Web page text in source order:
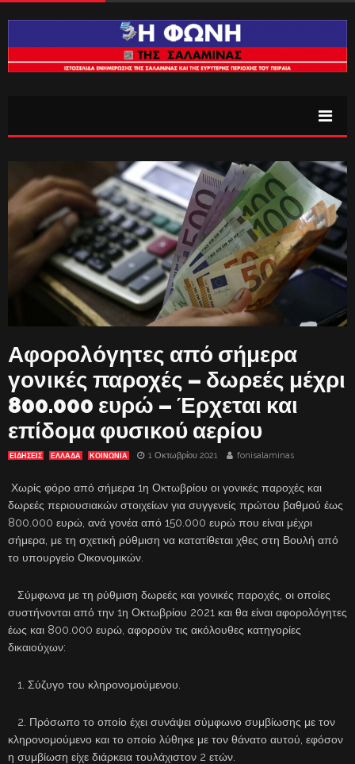
Αφορολόγητες από σήμερα
γονικές παροχές – δωρεές μέχρι
800.000 ευρώ – Έρχεται και
επίδομα φυσικού αερίου
ΕΙΔΗΣΕΙΣ ΕΛΛΑΔΑ ΚΟΙΝΩΝΙΑ 1 Οκτωβρίου 2021 fonisalaminas
Χωρίς φόρο από σήμερα 1η Οκτωβρίου οι γονικές παροχές και
δωρεές περιουσιακών στοιχείων για συγγενείς πρώτου βαθμού έως
800.000 ευρώ, ανά γονέα από 150.000 ευρώ που είναι μέχρι
σήμερα, με τη σχετική ρύθμιση να κατατίθεται χθες στη Βουλή από
το υπουργείο Οικονομικών.
Σύμφωνα με τη ρύθμιση δωρεές και γονικές παροχές, οι οποίες
συστήνονται από την 1η Οκτωβρίου 2021 και θα είναι αφορολόγητες
έως και 800.000 ευρώ, αφορούν τις ακόλουθες κατηγορίες
δικαιούχων:
1. Σύζυγο του κληρονομούμενου.
2. Πρόσωπο το οποίο έχει συνάψει σύμφωνο συμβίωσης με τον
κληρονομούμενο και το οποίο λύθηκε με τον θάνατο αυτού, εφόσον
η συμβίωση είχε διάρκεια τουλάχιστον 2 ετών.